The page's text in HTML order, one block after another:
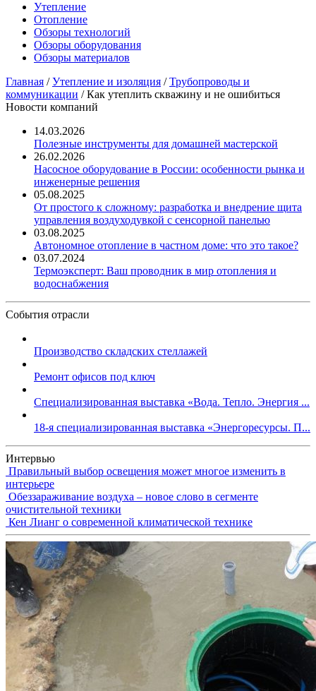
Утепление
Отопление
Обзоры технологий
Обзоры оборудования
Обзоры материалов
Главная /Утепление и изоляция /Трубопроводы и
коммуникации /Как утеплить скважину и не ошибиться
Новости компаний
14.03.2026
Полезные инструменты для домашней мастерской
26.02.2026
Насосное оборудование в России: особенности рынка и
инженерные решения
05.08.2025
От простого к сложному: разработка и внедрение щита
управления воздуходувкой с сенсорной панелью
03.08.2025
Автономное отопление в частном доме: что это такое?
03.07.2024
Термоэксперт: Ваш проводник в мир отопления и
водоснабжения
События отрасли
Производство складских стеллажей
Ремонт офисов под ключ
Специализированная выставка «Вода. Тепло. Энергия ...
18-я специализированная выставка «Энергоресурсы. П...
Интервью
Правильный выбор освещения может многое изменить в
интерьере
Обеззараживание воздуха – новое слово в сегменте
очистительной техники
Кен Лианг о современной климатической технике